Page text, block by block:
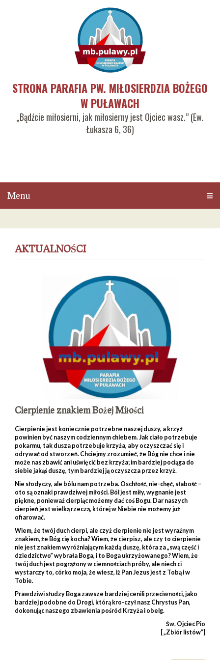
STRONA PARAFIA PW. MIŁOSIERDZIA BOŻEGO
W PUŁAWACH
„Bądźcie miłosierni, jak miłosierny jest Ojciec wasz.” (Ew.
Łukasza 6, 36)
Menu
AKTUALNOŚCI
Cierpienie znakiem Bożej Miłości
Cierpienie jest koniecznie potrzebne naszej duszy, a krzyż
powinien być naszym codziennym chlebem. Jak ciało potrzebuje
pokarmu, tak dusza potrzebuje krzyża, aby oczyszczać się i
odrywać od stworzeń. Chciejmy zrozumieć, że Bóg nie chce i nie
może nas zbawić ani uświęcić bez krzyża; im bardziej pociąga do
siebie jakąś duszę, tym bardziej ją oczyszcza przez krzyż.
Nie słodyczy, ale bólu nam potrzeba. Oschłość, nie-chęć, słabość –
oto są oznaki prawdziwej miłości. Ból jest miły, wygnanie jest
piękne, ponieważ cierpiąc możemy dać coś Bogu. Dar naszych
cierpień jest wielką rzeczą, której w Niebie nie możemy już
ofiarować.
Wiem, że twój duch cierpi, ale czyż cierpienie nie jest wyraźnym
znakiem, że Bóg cię kocha? Wiem, że cierpisz, ale czy to cierpienie
nie jest znakiem wyróżniającym każdą duszę, która za „swą część i
dziedzictwo” wybrała Boga, i to Boga ukrzyżowanego? Wiem, że
twój duch jest pogrążony w ciemnościach próby, ale niech ci
wystarczy to, córko moja, że wiesz, iż Pan Jezus jest z Tobą i w
Tobie.
Prawdziwi słudzy Boga zawsze bardziej cenili przeciwności, jako
bardziej podobne do Drogi, którą kro-czył nasz Chrystus Pan,
dokonując naszego zbawienia pośród Krzyża i obelg.
Św. Ojciec Pio
[ „Zbiór listów”]